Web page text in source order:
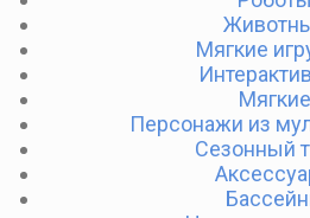
Мягкие
Мягкие
Персонажи из
Сезонный